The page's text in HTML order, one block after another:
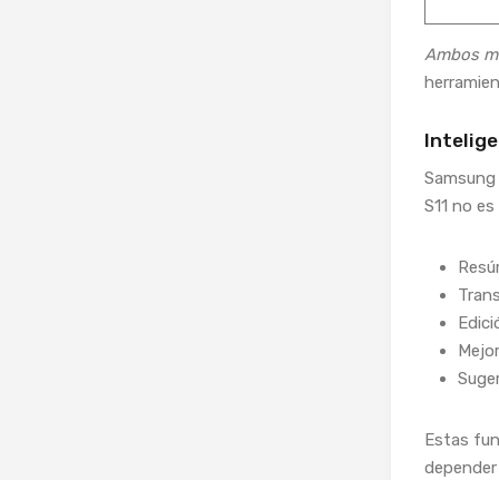
Ambos
S11 no
Estas